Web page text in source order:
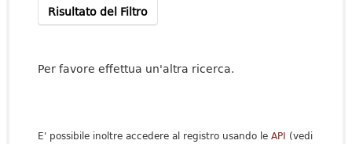
Risultato del Filtro
Per favore effettua un'altra ricerca.
E' possibile inoltre accedere al registro usando le API (vedi